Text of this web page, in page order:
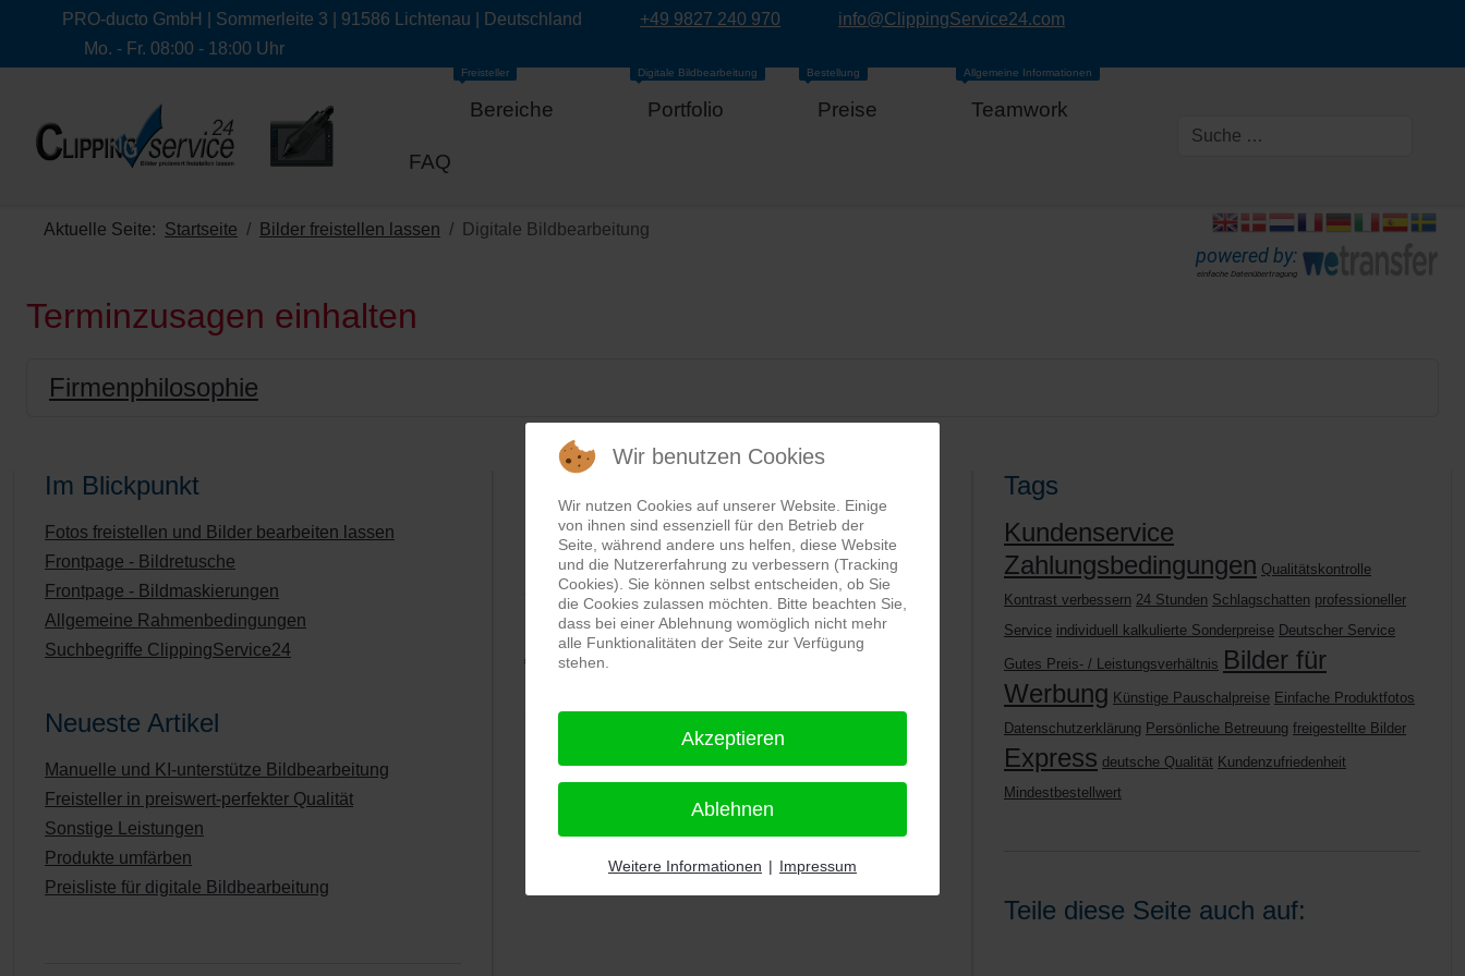
PRO-ducto GmbH | Sommerleite 3 | 91586 Lichtenau | Deutschland +49 9827 240 970
info@ClippingService24.com
Mo. - Fr. 08:00 - 18:00 Uhr
Bereiche
Freisteller
Portfolio
Digitale Bildbearbeitung
Preise
Bestellung
Teamwork
Allgemeine Informationen
FAQ
Aktuelle Seite: Startseite Bilder freistellen lassen Digitale Bildbearbeitung
powered by:
einfache Datenübertragung
Terminzusagen einhalten
Firmenphilosophie
Im Blickpunkt
Fotos freistellen und Bilder bearbeiten lassen
Frontpage - Bildretusche
Frontpage - Bildmaskierungen
Allgemeine Rahmenbedingungen
Suchbegriffe ClippingService24
Neueste Artikel
Manuelle und KI-unterstütze Bildbearbeitung
Freisteller in preiswert-perfekter Qualität
Sonstige Leistungen
Produkte umfärben
Preisliste für digitale Bildbearbeitung
PRO-ducto GmbH, Fotografie und Bildbearbeitung in
Lichtenau
⭐⭐⭐⭐⭐ bei 144 Google-Rezensionen (Stand
11.01.2026)
Alle Rezensionen ansehen Bewertung abgeben
Tags
Kundenservice
Zahlungsbedingungen Qualitätskontrolle
Kontrast verbessern 24 Stunden Schlagschatten professioneller
Service individuell kalkulierte Sonderpreise Deutscher Service
Gutes Preis- / Leistungsverhältnis Bilder für
Werbung Künstige Pauschalpreise Einfache Produktfotos
Datenschutzerklärung Persönliche Betreuung freigestellte Bilder
Express deutsche Qualität Kundenzufriedenheit
Mindestbestellwert
Teile diese Seite auch auf:
Wir benutzen Cookies
Wir nutzen Cookies auf unserer Website. Einige
von ihnen sind essenziell für den Betrieb der
Seite, während andere uns helfen, diese Website
und die Nutzererfahrung zu verbessern (Tracking
Cookies). Sie können selbst entscheiden, ob Sie
die Cookies zulassen möchten. Bitte beachten Sie,
dass bei einer Ablehnung womöglich nicht mehr
alle Funktionalitäten der Seite zur Verfügung
stehen.
Akzeptieren
Ablehnen
Weitere Informationen | Impressum